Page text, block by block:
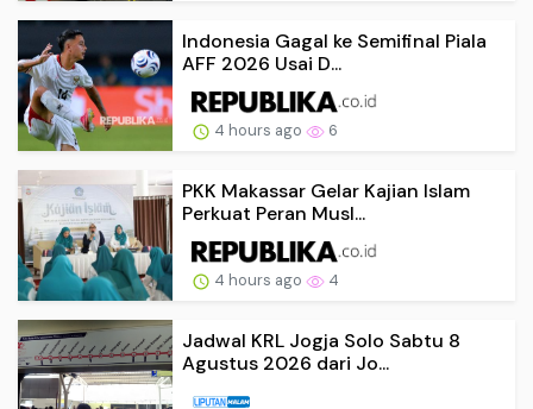
Indonesia Gagal ke Semifinal Piala
AFF 2026 Usai D...
4 hours ago 6
PKK Makassar Gelar Kajian Islam
Perkuat Peran Musl...
4 hours ago 4
Jadwal KRL Jogja Solo Sabtu 8
Agustus 2026 dari Jo...